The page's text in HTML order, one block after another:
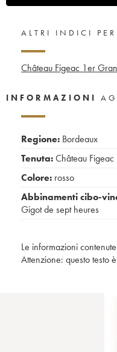
ALTRI INDICI
Château Figeac 1er
INFORMAZIONI
Regione: Bordeaux
Tenuta:Château Figeac
Colore: rosso
Abbinamenti cibo-
Gigot de sept heures
Le informazioni
Attenzione: questo testo